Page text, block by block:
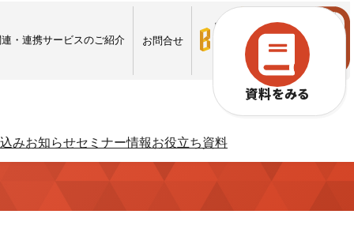
・連携サービスのご紹介 お問合せ
ロ
グ
ロ
グ
イ
ン
資料をみる
みお知らせセミナー情報お役立ち資料